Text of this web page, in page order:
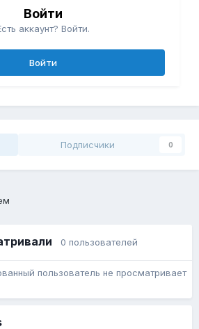
Войти
аккаунт? Войти.
Войти
Подписчики 0
0 пользователей
пользователь не просматривает